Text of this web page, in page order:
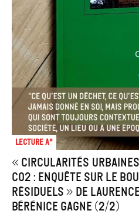
Lecture A°
« Circularités
CO2 : enquête sur le
résiduels » de
Bérénice Gagne (2/2)